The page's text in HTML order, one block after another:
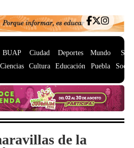
BUAP
Ciencias
Ciudad
Cultura
Deportes
Educación
Mundo
Puebla
de la